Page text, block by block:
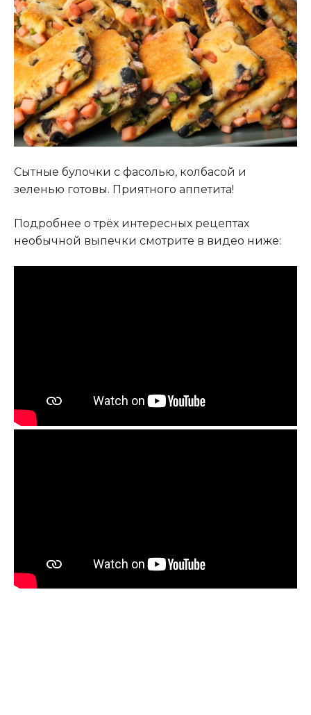
Сытные булочки с фасолью, колбасой и
зеленью готовы. Приятного аппетита!
Подробнее о трёх интересных рецептах
необычной выпечки смотрите в видео ниже: